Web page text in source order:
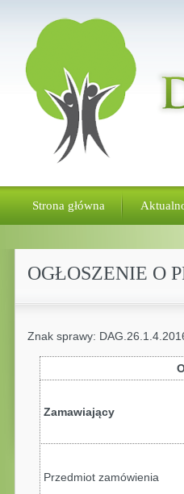
Strona główna
OGŁOSZENIE O
Znak sprawy:
Zamawiający
Przedmiot zamówienia